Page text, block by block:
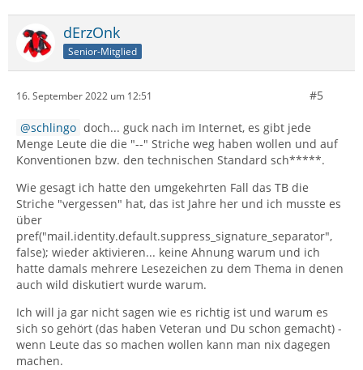
dErzOnk
Senior-Mitglied
16. September 2022 um 12:51 #5
schlingo doch... guck nach im Internet, es gibt jede
Menge Leute die die "--" Striche weg haben wollen und auf
Konventionen bzw. den technischen Standard sch*****.
Wie gesagt ich hatte den umgekehrten Fall das TB die
Striche "vergessen" hat, das ist Jahre her und ich musste es
über
pref("mail.identity.default.suppress_signature_separator",
false); wieder aktivieren... keine Ahnung warum und ich
hatte damals mehrere Lesezeichen zu dem Thema in denen
auch wild diskutiert wurde warum.
Ich will ja gar nicht sagen wie es richtig ist und warum es
sich so gehört (das haben Veteran und Du schon gemacht) -
wenn Leute das so machen wollen kann man nix dagegen
machen.